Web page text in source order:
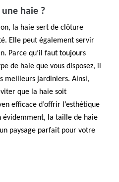
haie ?
la haie sert de clôture
Elle peut également servir
Parce qu’il faut toujours
de haie que vous disposez, il
meilleurs jardiniers. Ainsi,
que la haie soit
efficace d’offrir l’esthétique
évidemment, la taille de haie
paysage parfait pour votre